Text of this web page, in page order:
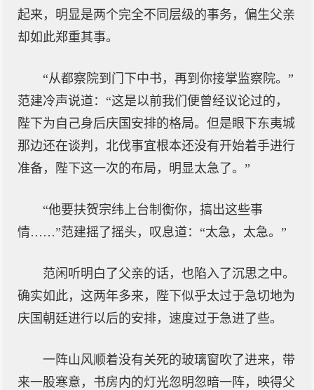
起来，明显是两个完全不同层级的事务，偏生父亲
却如此郑重其事。
“从都察院到门下中书，再到你接掌监察院。”
范建冷声说道：“这是以前我们便曾经议论过的，
陛下为自己身后庆国安排的格局。但是眼下东夷城
那边还在谈判，北伐事宜根本还没有开始着手进行
准备，陛下这一次的布局，明显太急了。”
“他要扶贺宗纬上台制衡你，搞出这些事
情……”范建摇了摇头，叹息道：“太急，太急。”
范闲听明白了父亲的话，也陷入了沉思之中。
确实如此，这两年多来，陛下似乎太过于急切地为
庆国朝廷进行以后的安排，速度过于急进了些。
一阵山风顺着没有关死的玻璃窗吹了进来，带
来一股寒意，书房内的灯光忽明忽暗一阵，映得父